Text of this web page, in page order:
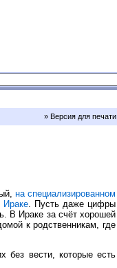
» Версия для печати
на специализированном
Ираке. Пусть даже цифры
В Ираке за счёт хорошей
к родственникам, где
без вести, которые есть